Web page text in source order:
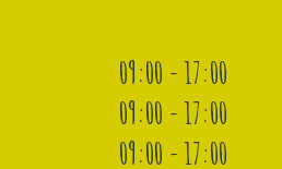
09:00 - 17:00
09:00 - 17:00
09:00 - 17:00